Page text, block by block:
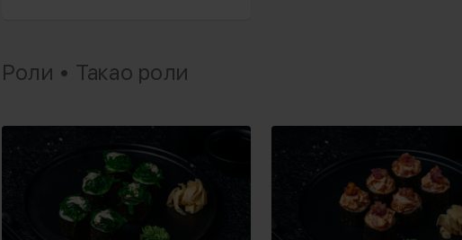
Роли • Такао роли